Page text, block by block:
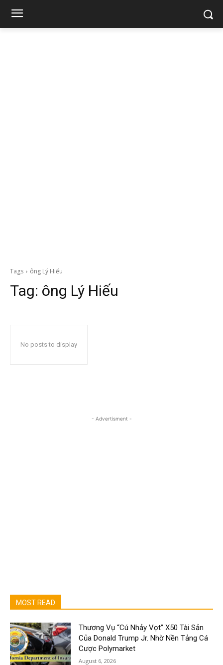
Tags ông Lý Hiếu
Tag: ông Lý Hiếu
No posts to display
- Advertisment -
MOST READ
Thương Vụ “Cú Nhảy Vọt” X50 Tài Sản
Của Donald Trump Jr. Nhờ Nền Tảng Cá
Cược Polymarket
August 6, 2026